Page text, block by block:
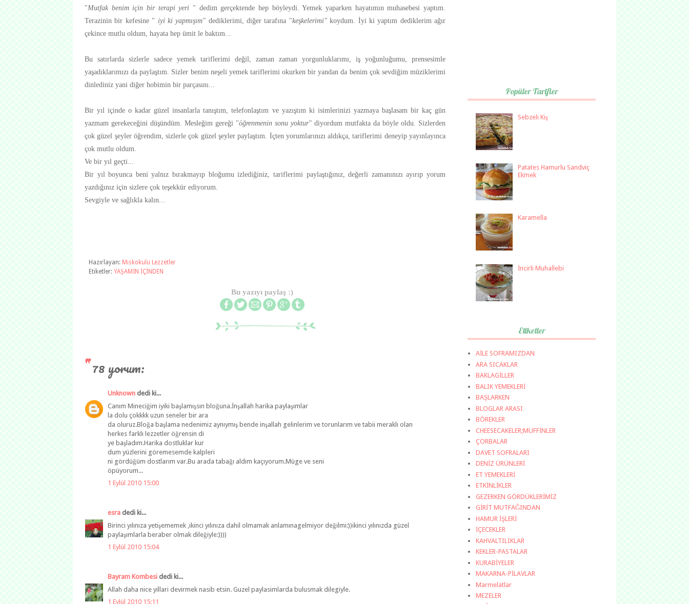
"Mutfak benim için bir terapi yeri " dedim gerçektende hep böyleydi. Yemek yaparken hayatımın muhasebesi yaptım.
Terazinin bir kefesine " iyi ki yapmışım" dediklerimi, diğer tarafına "keşkelerimi"koydum. İyi ki yaptım dediklerim ağır
çekince mutlu oldum, hayata hep ümit le baktım...
Bu satırlarda sizlerle sadece yemek tariflerimi değil, zaman zaman yorgunluklarımı, iş yoğunluğumu, prensesimle
yaşadıklarımızı da paylaştım. Sizler benim neşeli yemek tariflerimi okurken bir yandan da benim çok sevdiğim müziklerimi
dinlediniz yani diğer hobimin bir parçasını...
Bir yıl içinde o kadar güzel insanlarla tanıştım, telefonlaştım ve yazıştım ki isimlerinizi yazmaya başlasam bir kaç gün
yazmam gerekeceğini düşündüm. Mesleğim gereği "öğrenmenin sonu yoktur" diyordum mutfakta da böyle oldu. Sizlerden
çok güzel şeyler öğrendim, sizlerle çok güzel şeyler paylaştım. İçten yorumlarınızı aldıkça, tariflerimi deneyip yayınlayınca
çok mutlu oldum.
Ve bir yıl geçti...
Bir yıl boyunca beni yalnız bırakmayıp bloğumu izlediğiniz, tariflerimi paylaştığınız, değerli zamanınızı ayırıp yorum
yazdığınız için sizlere çok teşekkür ediyorum.
Sevgiyle ve sağlıkla kalın...
Hazırlayan: Miskokulu Lezzetler
Etiketler: YAŞAMIN İÇİNDEN
Bu yazıyı paylaş :)
78 yorum:
Unknown dedi ki...
Canım Mineciğim iyiki başlamışsın bloğuna.İnşallah harika paylaşımlar
la dolu çokkkk uzun seneler bir ara
da oluruz.Bloğa başlama nedenimiz aynıymış bende inşallah gelinlerim ve torunlarım ve tabii meraklı olan
herkes farklı lezzetler öğrensin di
ye başladım.Harika dostluklar kur
dum yüzlerini göremesemde kalpleri
ni gördüğüm dostlarım var.Bu arada tabağı aldım kaçıyorum.Müge ve seni
öpüyorum...
1 Eylül 2010 15:00
esra dedi ki...
Birinci yılınıza yetişememek ,ikinci yılınıza dahil olmamak anlamınagelmiyor değilmi:))ikinci yılınızda güzel
paylaşımlarla beraber olmak dileğiyle:))))
1 Eylül 2010 15:04
Bayram Kombesi dedi ki...
Allah daha nice yillari devirmek nasib etsin. Guzel paylasimlarda bulusmak dilegiyle.
1 Eylül 2010 15:11
Popüler Tarifler
Sebzeli Kiş
Patates Hamurlu Sandviç
Ekmek
Karamella
İncirli Muhallebi
Etiketler
AİLE SOFRAMIZDAN
ARA SICAKLAR
BAKLAGİLLER
BALIK YEMEKLERİ
BAŞLARKEN
BLOGLAR ARASI
BÖREKLER
CHEESECAKELER;MUFFİNLER
ÇORBALAR
DAVET SOFRALARI
DENİZ ÜRÜNLERİ
ET YEMEKLERİ
ETKİNLİKLER
GEZERKEN GÖRDÜKLERİMİZ
GİRİT MUTFAĞINDAN
HAMUR İŞLERİ
İÇECEKLER
KAHVALTILIKLAR
KEKLER-PASTALAR
KURABİYELER
MAKARNA-PİLAVLAR
Marmelatlar
MEZELER